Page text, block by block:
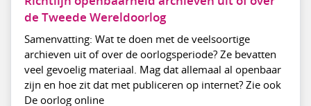
de Tweede Wereldoorlog
Samenvatting: Wat te doen met de veelsoortige
archieven uit of over de oorlogsperiode? Ze bevatten
veel gevoelig materiaal. Mag dat allemaal al openbaar
zijn en hoe zit dat met publiceren op internet? Zie ook
De oorlog online